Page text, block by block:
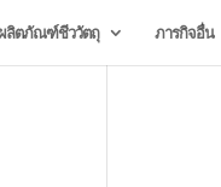
ผลิตภัณฑ์ชีววัตถุ ภารกิจอื่น